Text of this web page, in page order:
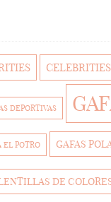
DEPORTIVAS
POTRO GAFAS
DE